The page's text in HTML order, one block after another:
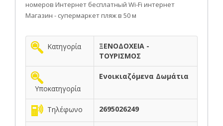
номеров Интернет бесплатный Wi-Fi интернет
Магазин - супермаркет пляж в 50 м
Κατηγορία
ΞΕΝΟΔΟΧΕΙΑ -
ΤΟΥΡΙΣΜΟΣ
Υποκατηγορία
Ενοικιαζόμενα Δωμάτια
Τηλέφωνο 2695026249